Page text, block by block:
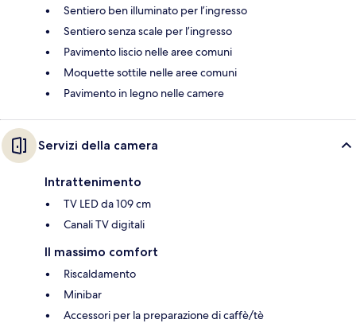
Sentiero ben illuminato per l’ingresso
Sentiero senza scale per l’ingresso
Pavimento liscio nelle aree comuni
Moquette sottile nelle aree comuni
Pavimento in legno nelle camere
Servizi della camera
Intrattenimento
TV LED da 109 cm
Canali TV digitali
Il massimo comfort
Riscaldamento
Minibar
Accessori per la preparazione di caffè/tè